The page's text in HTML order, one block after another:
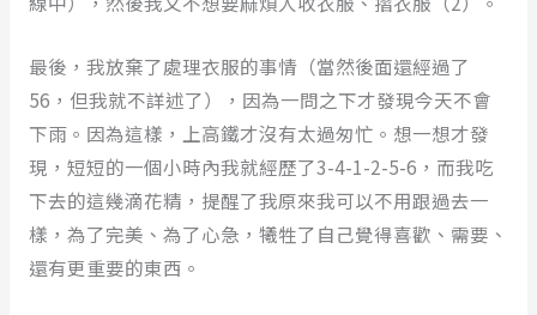
最後，我放棄了處理衣服的事情（當然後面還經過了
56，但我就不詳述了），因為一問之下才發現今天不會
下雨。因為這樣，上高鐵才沒有太過匆忙。想一想才發
現，短短的一個小時內我就經歷了3-4-1-2-5-6，而我吃
下去的這幾滴花精，提醒了我原來我可以不用跟過去一
樣，為了完美、為了心急，犧牲了自己覺得喜歡、需要、
還有更重要的東西。